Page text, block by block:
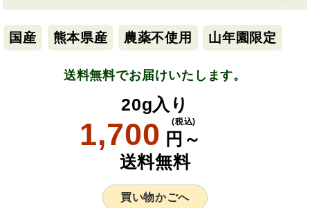
国産 熊本県産 農薬不使用 山年園限定
送料無料でお届けいたします。
20g入り
1,700 円～
(税込)
送料無料
買い物かごへ